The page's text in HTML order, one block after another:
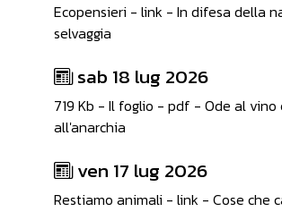
Ecopensieri - link - In difesa della
selvaggia
sab 18 lug 2026
719 Kb - Il foglio - pdf - Ode al vino
all'anarchia
ven 17 lug 2026
Restiamo animali - link - Cose che